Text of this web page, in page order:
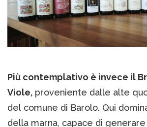
Più contemplativo è invece il
Viole, proveniente dalle alte
del comune di Barolo. Qui
della marna, capace di